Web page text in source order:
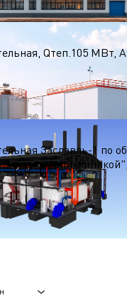
на природном газе
Qтеп.105 МВт,
на природном газе
Заславль-1 по
с